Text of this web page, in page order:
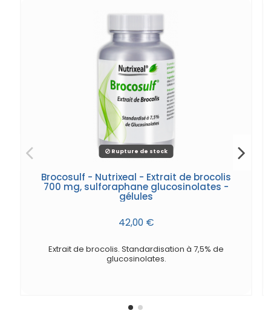
Rupture de stock
Brocosulf - Nutrixeal - Extrait de brocolis
700 mg, sulforaphane glucosinolates -
gélules
42,00 €
Extrait de brocolis. Standardisation à 7,5% de
glucosinolates.